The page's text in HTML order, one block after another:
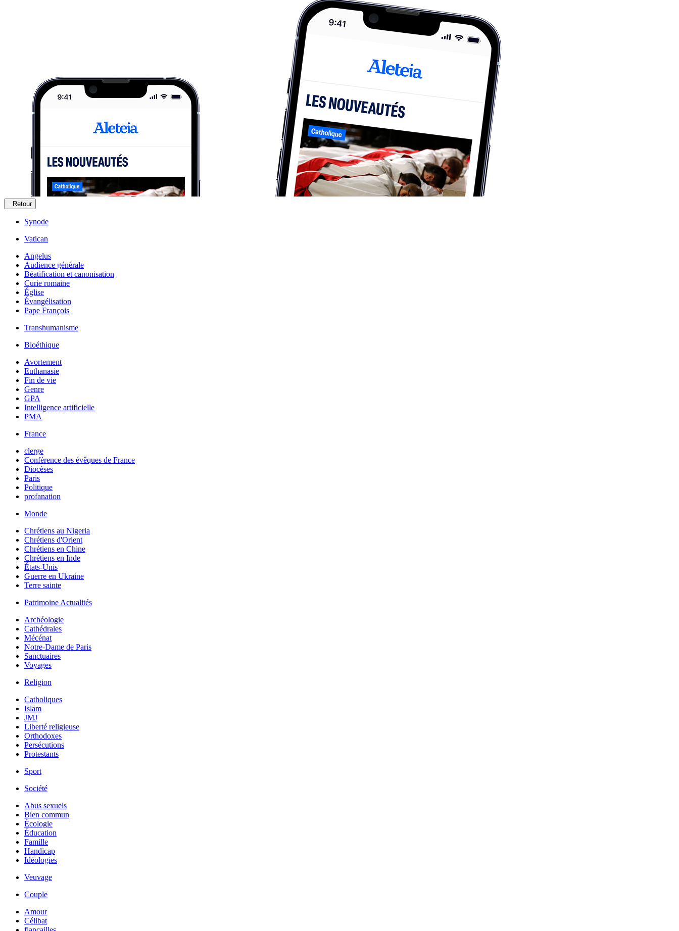
Retour
Synode
Vatican
Angelus
Audience générale
Béatification et canonisation
Curie romaine
Église
Évangélisation
Pape François
Transhumanisme
Bioéthique
Avortement
Euthanasie
Fin de vie
Genre
GPA
Intelligence artificielle
PMA
France
clerge
Conférence des évêques de France
Diocèses
Paris
Politique
profanation
Monde
Chrétiens au Nigeria
Chrétiens d'Orient
Chrétiens en Chine
Chrétiens en Inde
États-Unis
Guerre en Ukraine
Terre sainte
Patrimoine Actualités
Archéologie
Cathédrales
Mécénat
Notre-Dame de Paris
Sanctuaires
Voyages
Religion
Catholiques
Islam
JMJ
Liberté religieuse
Orthodoxes
Persécutions
Protestants
Sport
Société
Abus sexuels
Bien commun
Écologie
Éducation
Famille
Handicap
Idéologies
Veuvage
Couple
Amour
Célibat